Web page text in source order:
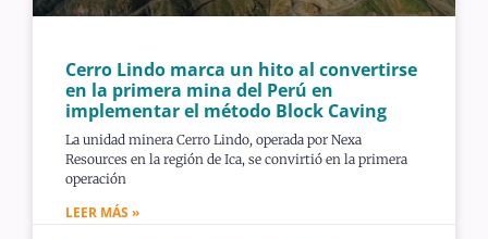
Cerro Lindo marca un hito al convertirse
en la primera mina del Perú en
implementar el método Block Caving
La unidad minera Cerro Lindo, operada por Nexa
Resources en la región de Ica, se convirtió en la primera
operación
LEER MÁS »